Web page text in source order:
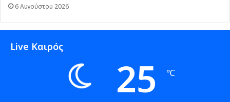
6 Αυγούστου 2026
Live Καιρός
25 ℃